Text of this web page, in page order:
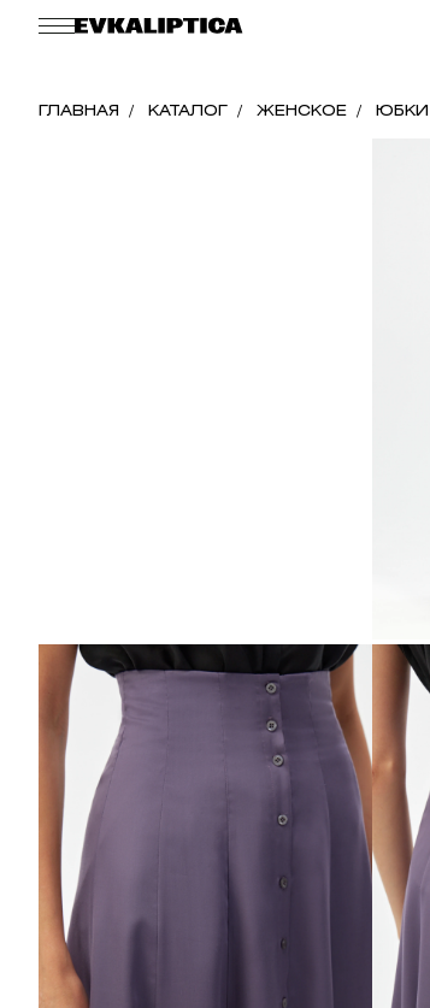
ГЛАВНАЯ КАТАЛОГ ЖЕНСКОЕ ЮБКИ